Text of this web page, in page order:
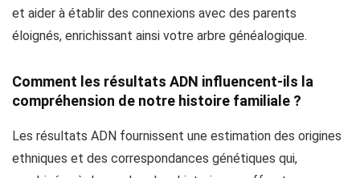
et aider à établir des connexions avec des parents
éloignés, enrichissant ainsi votre arbre généalogique.
Comment les résultats ADN influencent-ils la
compréhension de notre histoire familiale ?
Les résultats ADN fournissent une estimation des origines
ethniques et des correspondances génétiques qui,